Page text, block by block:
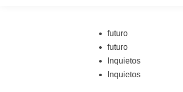
Publicado
en
futuro
futuro
Inquietos
Inquietos